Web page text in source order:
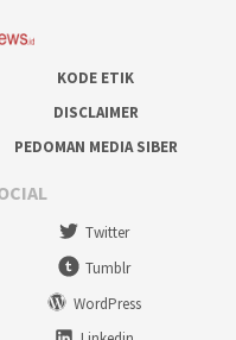
KODE ETIK
DISCLAIMER
PEDOMAN MEDIA SIBER
Twitter
Tumblr
WordPress